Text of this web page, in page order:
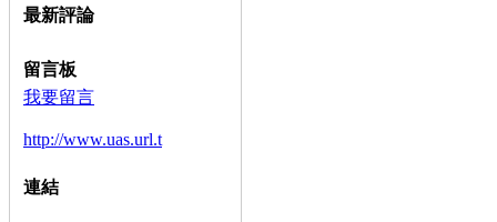
最新評論
留言板
我要留言
http://www.uas.url.t
連結